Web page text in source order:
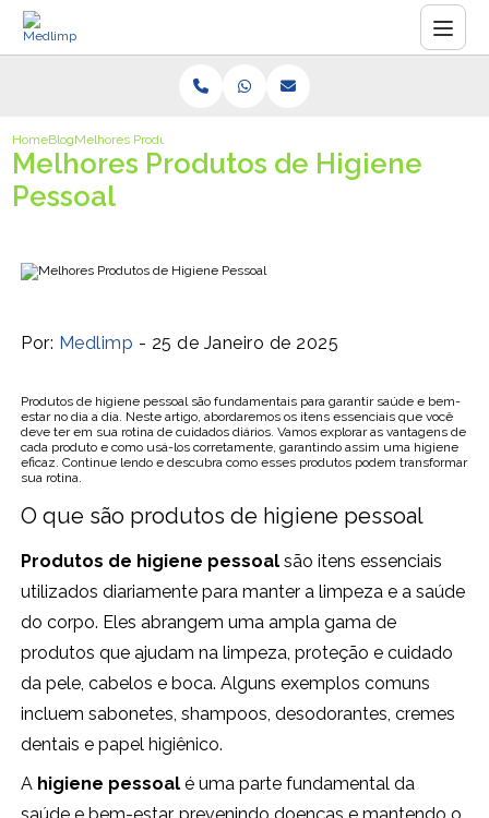
HomeBlogMelhores Produtos de Higiene Pessoal
Melhores Produtos de Higiene
Pessoal
Por: Medlimp - 25 de Janeiro de 2025
Produtos de higiene pessoal são fundamentais para garantir saúde e bem-
estar no dia a dia. Neste artigo, abordaremos os itens essenciais que você
deve ter em sua rotina de cuidados diários. Vamos explorar as vantagens de
cada produto e como usá-los corretamente, garantindo assim uma higiene
eficaz. Continue lendo e descubra como esses produtos podem transformar
sua rotina.
O que são produtos de higiene pessoal
Produtos de higiene pessoal são itens essenciais
utilizados diariamente para manter a limpeza e a saúde
do corpo. Eles abrangem uma ampla gama de
produtos que ajudam na limpeza, proteção e cuidado
da pele, cabelos e boca. Alguns exemplos comuns
incluem sabonetes, shampoos, desodorantes, cremes
dentais e papel higiênico.
A higiene pessoal é uma parte fundamental da